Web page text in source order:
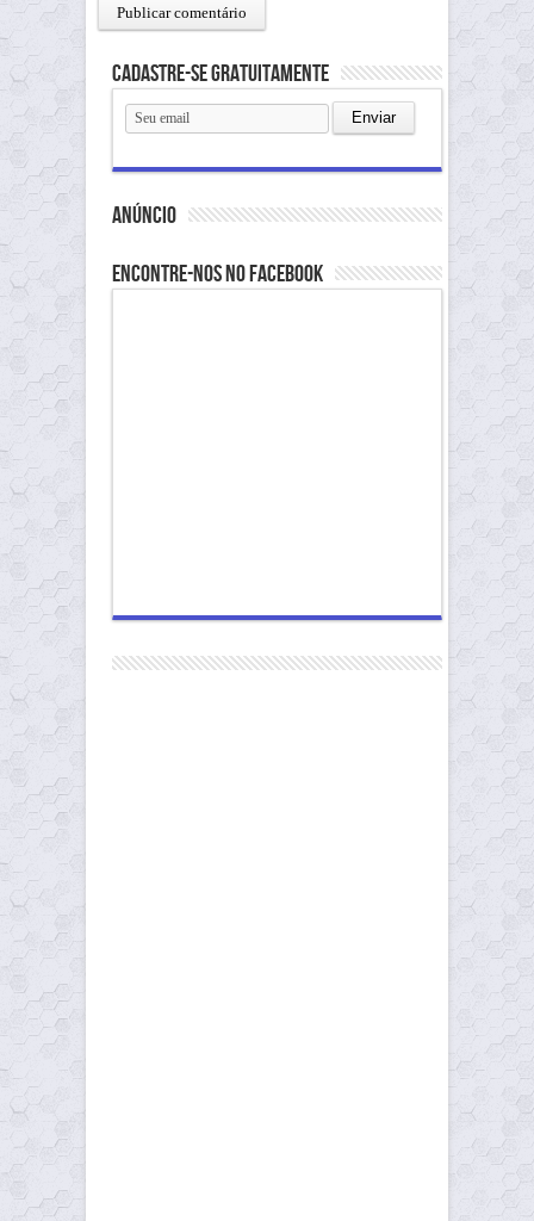
Cadastre-se gratuitamente
anúncio
Encontre-nos no Facebook